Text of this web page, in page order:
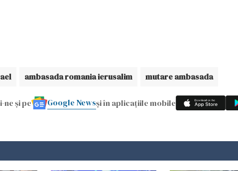
ambasada romania ierusalim mutare ambasada
și pe Google Newsși în aplicațiile mobile